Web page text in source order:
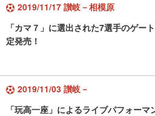
2019/11/17 讃岐－相模原
「カマ７」に選出された7選手のゲー
定発売！
2019/11/03 讃岐－
「玩高一座」によるライブパフォーマ